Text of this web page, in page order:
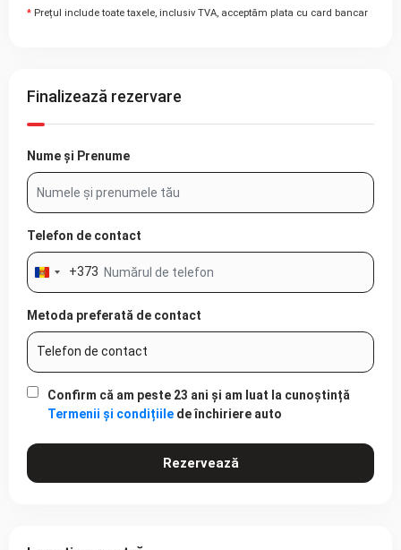
* Prețul include toate taxele, inclusiv TVA, acceptăm plata cu card bancar
Finalizează rezervare
Nume și Prenume
Telefon de contact
Moldova
+373
+373
Metoda preferată de contact
Confirm că am peste 23 ani și am luat la cunoștință
Termenii și condițiile de închiriere auto
Rezervează